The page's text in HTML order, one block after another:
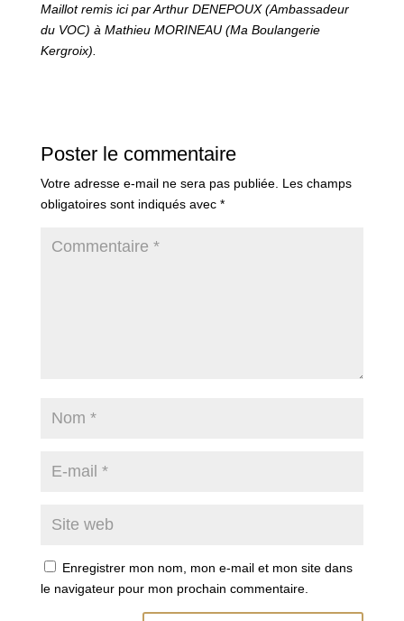
Maillot remis ici par Arthur DENEPOUX (Ambassadeur
du VOC) à Mathieu MORINEAU (Ma Boulangerie
Kergroix).
Poster le commentaire
Votre adresse e-mail ne sera pas publiée. Les champs
obligatoires sont indiqués avec *
Enregistrer mon nom, mon e-mail et mon site dans
le navigateur pour mon prochain commentaire.